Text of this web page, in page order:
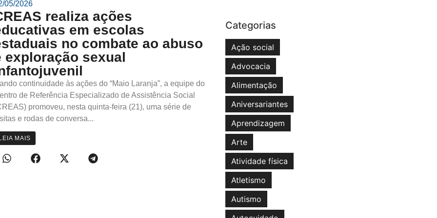
05/2026
realiza ações
em escolas
no combate ao abuso
exploração sexual
continuidade às ações do “Maio Laranja”, a equipe do
de Referência Especializado de Assistência Social
promoveu, nesta quinta-feira (21), uma série de
e rodas de conversa...
LEIA MAIS
Categorias
Ação social
Advocacia
Alimentação
Aniversariantes
Aprendizagem
Arte
Atividade física
Atletismo
Autismo